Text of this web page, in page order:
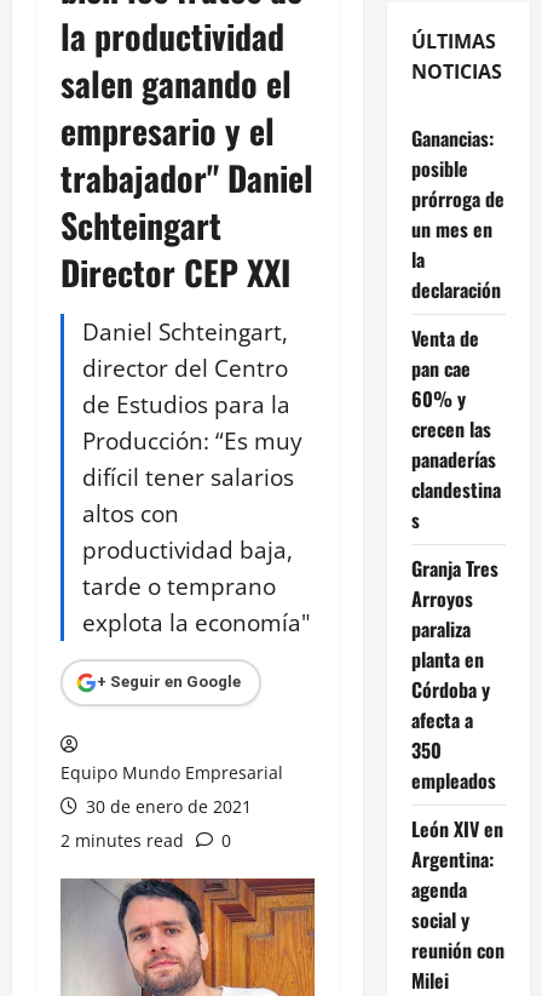
la productividad
salen ganando el
empresario y el
trabajador" Daniel
Schteingart
Director CEP XXI
Daniel Schteingart,
director del Centro
de Estudios para la
Producción: “Es muy
difícil tener salarios
altos con
productividad baja,
tarde o temprano
explota la economía"
+ Seguir en Google
Equipo Mundo Empresarial
30 de enero de 2021
2 minutes read
0
ÚLTIMAS
NOTICIAS
Ganancias:
posible
prórroga de
un mes en
la
declaración
Venta de
pan cae
60% y
crecen las
panaderías
clandestina
s
Granja Tres
Arroyos
paraliza
planta en
Córdoba y
afecta a
350
empleados
León XIV en
Argentina:
agenda
social y
reunión con
Milei